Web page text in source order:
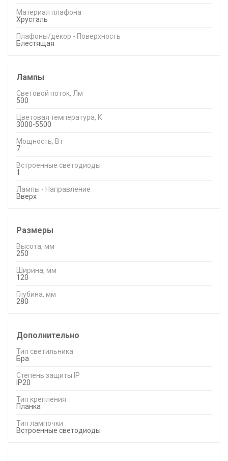
Материал плафона
Хрусталь
Плафоны/декор - Поверхность
Блестящая
Лампы
Световой поток, Лм
500
Цветовая температура, К
3000-5500
Мощность, Вт
7
Встроенные светодиоды
1
Лампы - Направление
Вверх
Размеры
Высота, мм
250
Ширина, мм
120
Глубина, мм
280
Дополнительно
Тип светильника
Бра
Степень защиты IP
IP20
Тип крепления
Планка
Тип лампочки
Встроенные светодиоды